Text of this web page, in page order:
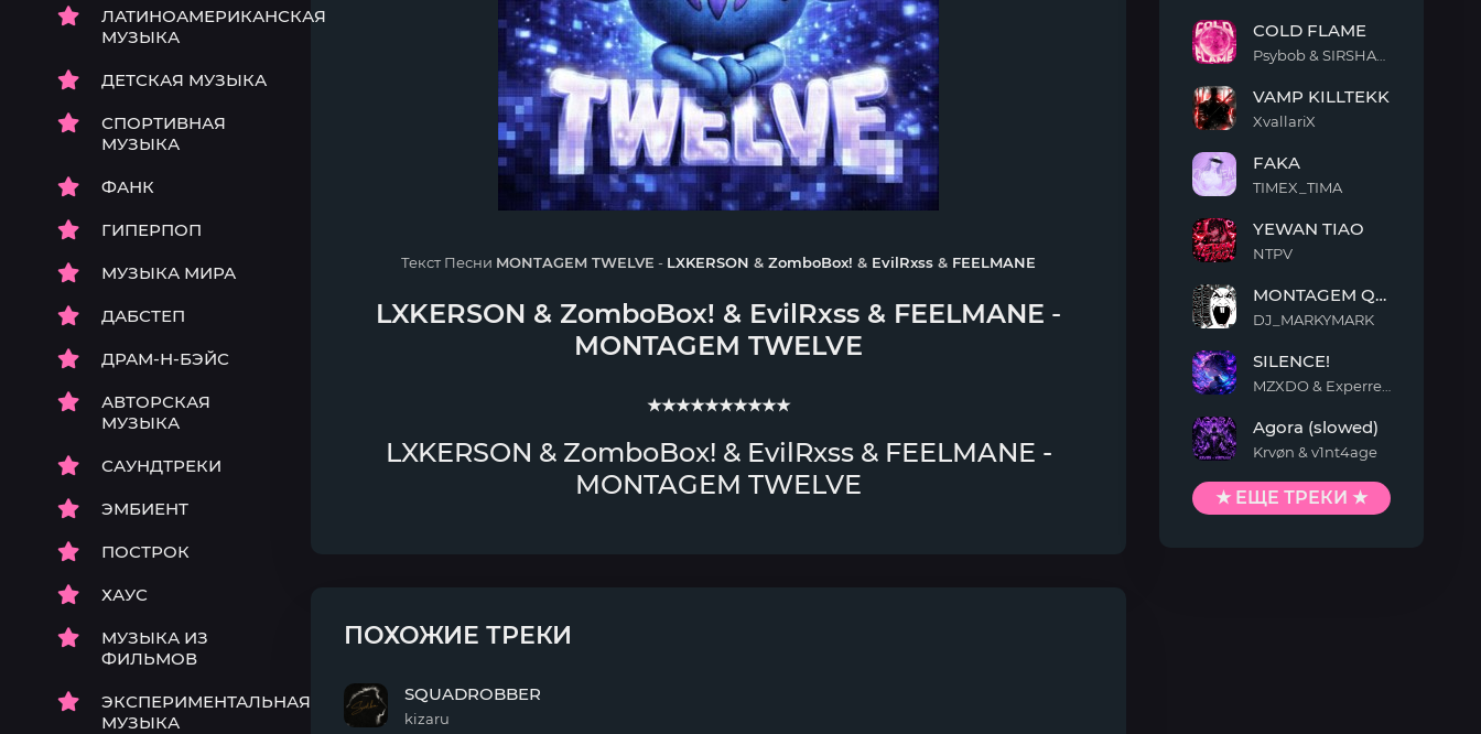
ЛАТИНОАМЕРИКАНСКАЯ
МУЗЫКА
ДЕТСКАЯ МУЗЫКА
СПОРТИВНАЯ
МУЗЫКА
ФАНК
ГИПЕРПОП
МУЗЫКА МИРА
ДАБСТЕП
ДРАМ-Н-БЭЙС
АВТОРСКАЯ
МУЗЫКА
САУНДТРЕКИ
ЭМБИЕНТ
ПОСТРОК
ХАУС
МУЗЫКА ИЗ
ФИЛЬМОВ
ЭКСПЕРИМЕНТАЛЬНАЯ
МУЗЫКА
Текст Песни MONTAGEM TWELVE - LXKERSON & ZomboBox! & EvilRxss & FEELMANE
LXKERSON & ZomboBox! & EvilRxss & FEELMANE -
MONTAGEM TWELVE
★★★★★★★★★★
LXKERSON & ZomboBox! & EvilRxss & FEELMANE -
MONTAGEM TWELVE
ПОХОЖИЕ ТРЕКИ
SQUADROBBER
kizaru
FLAME
COLD FLAME
KILLTEKK
VAMP KILLTEKK
XvallariX
FAKA
TIMEX_TIMA
TIAO
YEWAN TIAO
NTPV
QUIMENTO
MONTAGEM QUIMENTO
DJ_MARKYMARK
SILENCE!
(slowed)
Agora (slowed)
Krvøn & v1nt4age
★ ЕЩЕ ТРЕКИ ★